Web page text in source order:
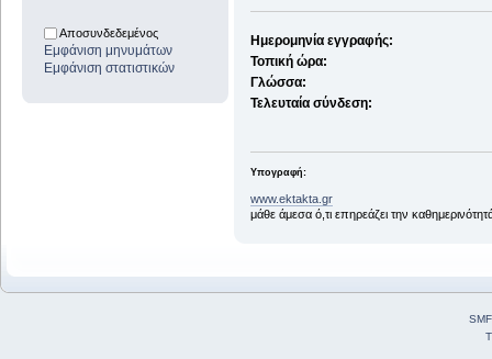
Αποσυνδεδεμένος
Εμφάνιση μηνυμάτων
Εμφάνιση στατιστικών
Ημερομηνία εγγραφής:
Τοπική ώρα:
Γλώσσα:
Τελευταία σύνδεση:
Υπογραφή:
www.ektakta.gr
μάθε άμεσα ό,τι επηρεάζει την